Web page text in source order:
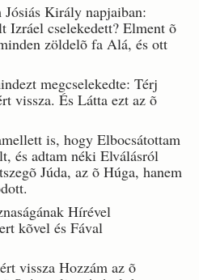
Király napjaiban:
Izráel cselekedett? Elment õ
zöldelõ fa Alá, és ott
megcselekedte: Térj
vissza. És Látta ezt az õ
is, hogy Elbocsátottam
és adtam néki Elválásról
Júda, az õ Húga, hanem
Hírével
kõvel és Fával
vissza Hozzám az õ